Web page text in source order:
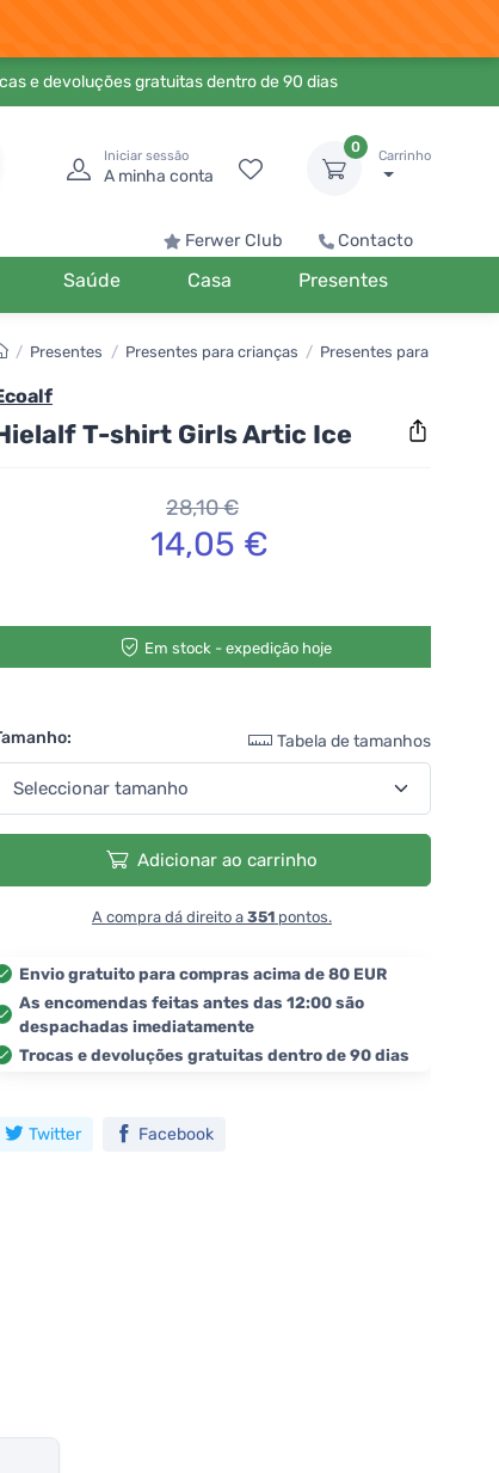
e devoluções gratuitas dentro de 90 dias
Iniciar sessão
A minha conta
0
Carrinho
Ferwer Club Contacto
Saúde Casa Presentes
/ Presentes / Presentes para crianças / Presentes para crianças
T-shirt Girls Artic Ice
28,10 €
14,05 €
Em stock - expedição hoje
Tabela de tamanhos
Adicionar ao carrinho
A compra dá direito a 351 pontos.
Envio gratuito para compras acima de 80 EUR
As encomendas feitas antes das 12:00 são
despachadas imediatamente
Trocas e devoluções gratuitas dentro de 90 dias
Twitter Facebook